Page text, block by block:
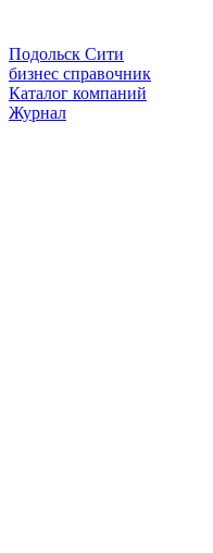
Подольск Сити
бизнес справочник
Каталог компаний
Журнал